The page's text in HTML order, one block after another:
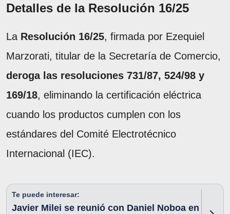
Detalles de la Resolución 16/25
La Resolución 16/25, firmada por Ezequiel
Marzorati, titular de la Secretaría de Comercio,
deroga las resoluciones 731/87, 524/98 y
169/18, eliminando la certificación eléctrica
cuando los productos cumplen con los
estándares del Comité Electrotécnico
Internacional (IEC).
Te puede interesar:
Javier Milei se reunió con Daniel Noboa en